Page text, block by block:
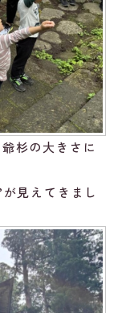
杉の大きさに
見えてきまし